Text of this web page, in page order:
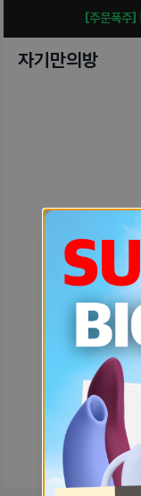
[주문폭주]
자기만의방